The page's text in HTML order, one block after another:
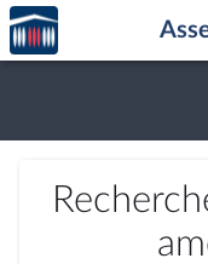
Aller au contenu
Aller en bas de la page
Accèder
à la
page